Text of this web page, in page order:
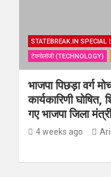
STATEBREAK.IN SPECIAL
टेक्नोलॉजी (TECHNOLOGY)
भाजपा पिछड़ा वर्ग
कार्यकारिणी घोषित,
गए भाजपा जिला
4 weeks ago